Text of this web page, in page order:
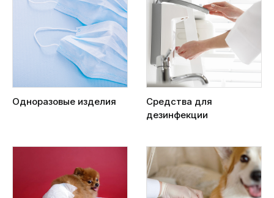
Одноразовые изделия
Средства для
дезинфекции